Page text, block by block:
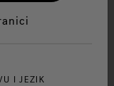
I JEZIK